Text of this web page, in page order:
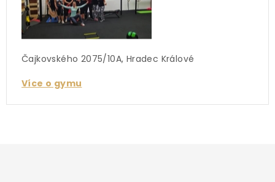
Čajkovského 2075/10A, Hradec Králové
Více o gymu